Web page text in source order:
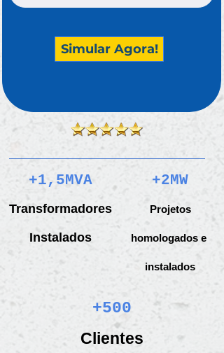
Simular Agora!
+1,5MVA
Transformadores
Instalados
+2MW
Projetos
homologados e
instalados
+500
Clientes